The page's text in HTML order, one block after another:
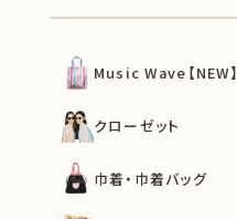
Music Wave【NEW】
クローゼット
巾着・巾着バッグ